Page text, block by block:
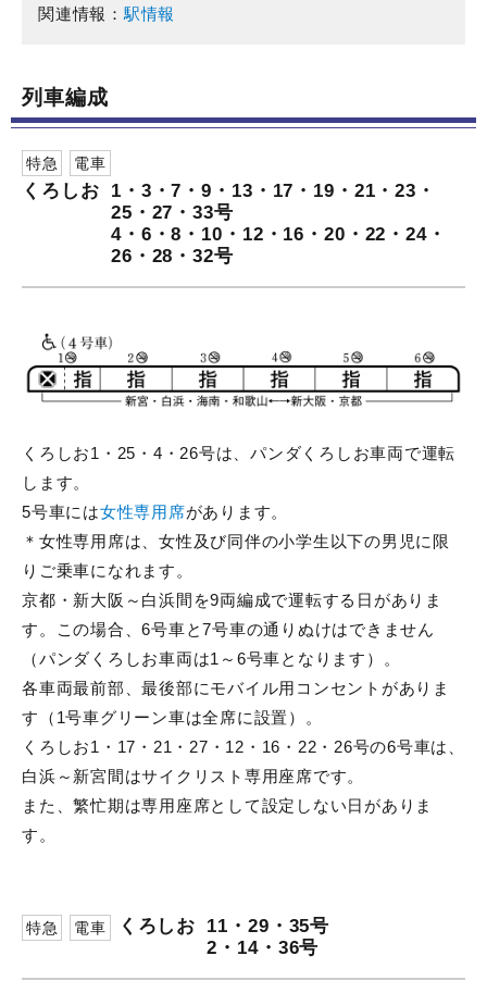
関連情報： 駅情報
列車編成
特急 電車
くろしお 1・3・7・9・13・17・19・21・23・
25・27・33号
4・6・8・10・12・16・20・22・24・
26・28・32号
くろしお1・25・4・26号は、パンダくろしお車両で運転
します。
5号車には女性専用席があります。
＊女性専用席は、女性及び同伴の小学生以下の男児に限
りご乗車になれます。
京都・新大阪～白浜間を9両編成で運転する日がありま
す。この場合、6号車と7号車の通りぬけはできません
（パンダくろしお車両は1～6号車となります）。
各車両最前部、最後部にモバイル用コンセントがありま
す（1号車グリーン車は全席に設置）。
くろしお1・17・21・27・12・16・22・26号の6号車は、
白浜～新宮間はサイクリスト専用座席です。
また、繁忙期は専用座席として設定しない日がありま
す。
特急 電車 くろしお 11・29・35号
2・14・36号